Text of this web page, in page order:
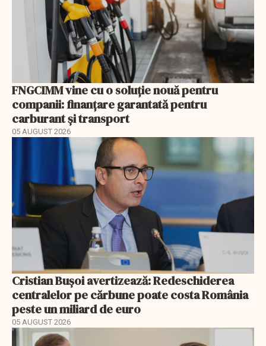
FNGCIMM vine cu o soluție nouă pentru
companii: finanțare garantată pentru
carburant și transport
05 AUGUST 2026
Cristian Bușoi avertizează: Redeschiderea
centralelor pe cărbune poate costa România
peste un miliard de euro
05 AUGUST 2026